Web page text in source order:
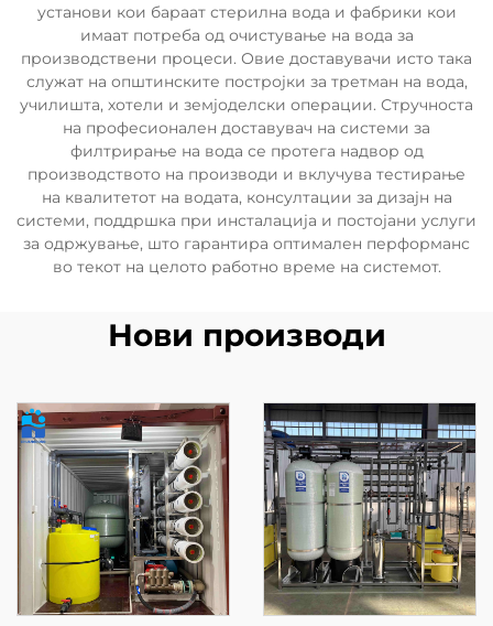
установи кои бараат стерилна вода и фабрики кои
имаат потреба од очистување на вода за
производствени процеси. Овие доставувачи исто така
служат на општинските постројки за третман на вода,
училишта, хотели и земјоделски операции. Стручноста
на професионален доставувач на системи за
филтрирање на вода се протега надвор од
производството на производи и вклучува тестирање
на квалитетот на водата, консултации за дизајн на
системи, поддршка при инсталација и постојани услуги
за одржување, што гарантира оптимален перформанс
во текот на целото работно време на системот.
Нови производи